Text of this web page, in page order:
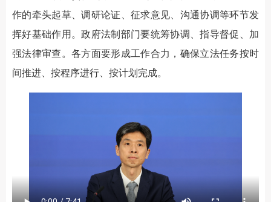
作的牵头起草、调研论证、征求意见、沟通协调等环节发
挥好基础作用。政府法制部门要统筹协调、指导督促、加
强法律审查。各方面要形成工作合力，确保立法任务按时
间推进、按程序进行、按计划完成。